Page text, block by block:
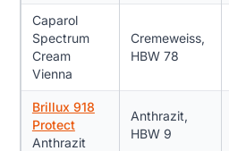
Caparol
Spectrum
Cream
Vienna
Cremeweiss,
HBW 78
Brillux 918
Protect
Anthrazit
Anthrazit,
HBW 9